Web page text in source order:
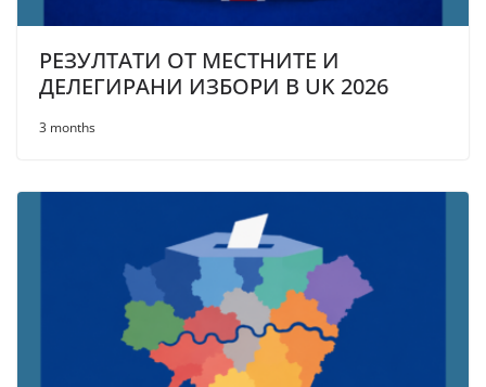
РЕЗУЛТАТИ ОТ МЕСТНИТЕ И
ДЕЛЕГИРАНИ ИЗБОРИ В UK 2026
3 months